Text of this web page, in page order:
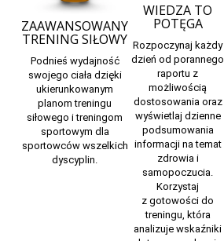
ZAAWANSOWANY
TRENING SIŁOWY
Podnieś wydajność
swojego ciała dzięki
ukierunkowanym
planom treningu
siłowego i treningom
sportowym dla
sportowców wszelkich
dyscyplin.
WIEDZA TO
POTĘGA
Rozpoczynaj każdy
dzień od porannego
raportu z
możliwością
dostosowania oraz
wyświetlaj dzienne
podsumowania
informacji na temat
zdrowia i
samopoczucia.
Korzystaj
z gotowości do
treningu, która
analizuje wskaźniki